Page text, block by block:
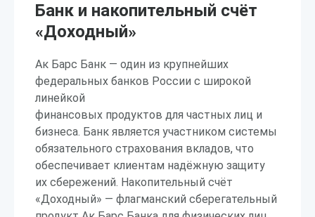
Банк и накопительный счёт
«Доходный»
Ак Барс Банк — один из крупнейших
федеральных банков России с широкой
линейкой
финансовых продуктов для частных лиц и
бизнеса. Банк является участником системы
обязательного страхования вкладов, что
обеспечивает клиентам надёжную защиту
их сбережений. Накопительный счёт
«Доходный» — флагманский сберегательный